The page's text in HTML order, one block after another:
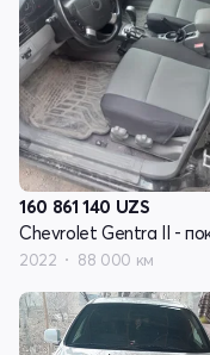
160 861 140 UZS
2022 88 000 км